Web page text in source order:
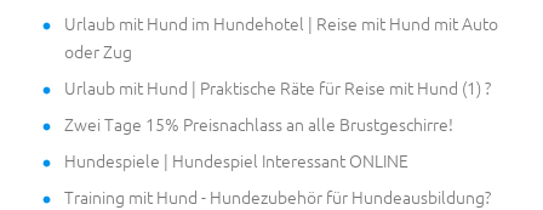
Urlaub mit Hund im Hundehotel | Reise mit Hund mit Auto
oder Zug
Urlaub mit Hund | Praktische Räte für Reise mit Hund (1) ?
Zwei Tage 15% Preisnachlass an alle Brustgeschirre!
Hundespiele | Hundespiel Interessant ONLINE
Training mit Hund - Hundezubehör für Hundeausbildung?